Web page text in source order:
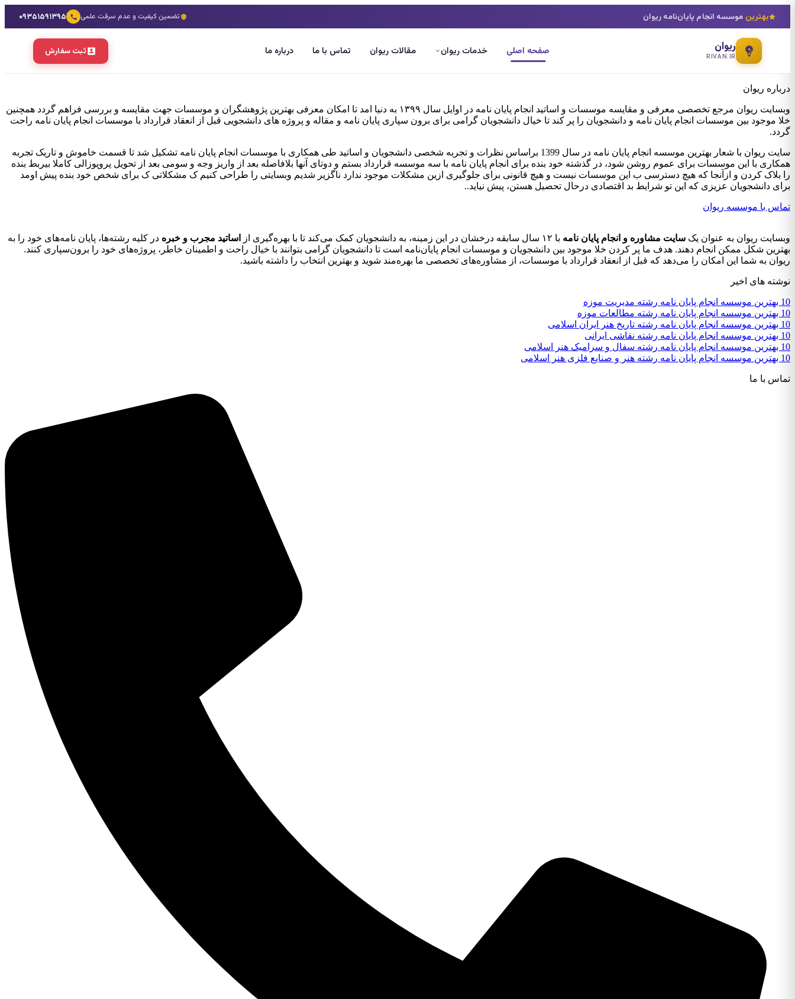
بهترین موسسه انجام پایان‌نامه ریوان تضمین کیفیت و عدم سرقت علمی ۰۹۳۵۱۵۹۱۳۹۵
ریوان
RIVAN.IR صفحه اصلی خدمات ریوان مقالات ریوان تماس با ما درباره ما ثبت سفارش
درباره ریوان
وبسایت ریوان مرجع تخصصی معرفی و مقایسه موسسات و اساتید انجام پایان نامه در اوایل سال ۱۳۹۹ به دنیا امد تا امکان معرفی بهترین پژوهشگران و موسسات جهت مقایسه و بررسی فراهم گردد همچنین
خلا موجود بین موسسات انجام پایان نامه و دانشجویان را پر کند تا خیال دانشجویان گرامی برای برون سپاری پایان نامه و مقاله و پروژه های دانشجویی قبل از انعقاد قرارداد با موسسات انجام پایان نامه راحت
گردد.
سایت ریوان با شعار بهترین موسسه انجام پایان نامه در سال 1399 براساس نظرات و تجربه شخصی دانشجویان و اساتید طی همکاری با موسسات انجام پایان نامه تشکیل شد تا قسمت خاموش و تاریک تجربه
همکاری با این موسسات برای عموم روشن شود، در گذشته خود بنده برای انجام پایان نامه با سه موسسه قرارداد بستم و دوتای آنها بلافاصله بعد از واریز وجه و سومی بعد از تحویل پروپوزالی کاملا بیربط بنده
را بلاک کردن و ازآنجا که هیچ دسترسی ب این موسسات نیست و هیچ قانونی برای جلوگیری ازین مشکلات موجود ندارد ناگزیر شدیم وبسایتی را طراحی کنیم ک مشکلاتی ک برای شخص خود بنده پیش اومد
برای دانشجویان عزیزی که این تو شرایط بد اقتصادی درحال تحصیل هستن، پیش نیاید..
تماس با موسسه ریوان
وبسایت ریوان به عنوان یک سایت مشاوره و انجام پایان نامه با ۱۲ سال سابقه درخشان در این زمینه، به دانشجویان کمک می‌کند تا با بهره‌گیری از اساتید مجرب و خبره در کلیه رشته‌ها، پایان نامه‌های خود را به
بهترین شکل ممکن انجام دهند. هدف ما پر کردن خلا موجود بین دانشجویان و موسسات انجام پایان‌نامه است تا دانشجویان گرامی بتوانند با خیال راحت و اطمینان خاطر، پروژه‌های خود را برون‌سپاری کنند.
ریوان به شما این امکان را می‌دهد که قبل از انعقاد قرارداد با موسسات، از مشاوره‌های تخصصی ما بهره‌مند شوید و بهترین انتخاب را داشته باشید.
نوشته های اخیر
10 بهترین موسسه انجام پایان نامه رشته مدیریت موزه
10 بهترین موسسه انجام پایان نامه رشته مطالعات موزه
10 بهترین موسسه انجام پایان نامه رشته تاریخ هنر ایران اسلامی
10 بهترین موسسه انجام پایان نامه رشته نقاشی ایرانی
10 بهترین موسسه انجام پایان نامه رشته سفال و سرامیک هنر اسلامی
10 بهترین موسسه انجام پایان نامه رشته هنر و صنایع فلزی هنر اسلامی
تماس با ما